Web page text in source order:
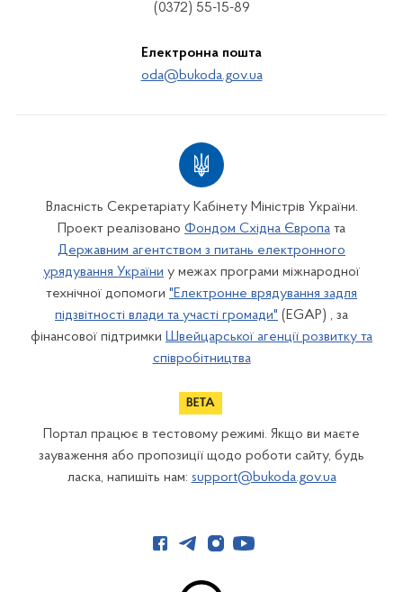
(0372) 55-15-89
Електронна пошта
oda@bukoda.gov.ua
Власність Секретаріату Кабінету Міністрів України.
Проект реалізовано Фондом Східна Європа та
Державним агентством з питань електронного
урядування України у межах програми міжнародної
технічної допомоги "Електронне врядування задля
підзвітності влади та участі громади" (EGAP) , за
фінансової підтримки Швейцарської агенції розвитку та
співробітництва
Портал працює в тестовому режимі. Якщо ви маєте
зауваження або пропозиції щодо роботи сайту, будь
ласка, напишіть нам: support@bukoda.gov.ua